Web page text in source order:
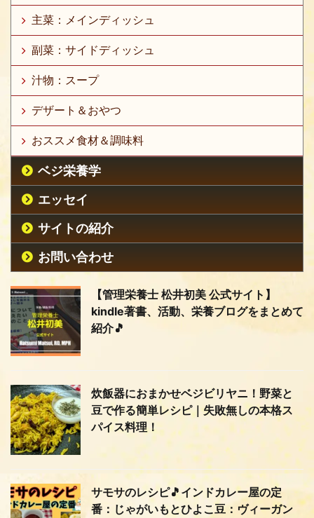
主菜：メインディッシュ
副菜：サイドディッシュ
汁物：スープ
デザート＆おやつ
おススメ食材＆調味料
ベジ栄養学
エッセイ
サイトの紹介
お問い合わせ
【管理栄養士 松井初美 公式サイト】
kindle著書、活動、栄養ブログをまとめて
紹介🎵
炊飯器におまかせベジビリヤニ！野菜と
豆で作る簡単レシピ｜失敗無しの本格ス
パイス料理！
サモサのレシピ🎵インドカレー屋の定
番：じゃがいもとひよこ豆：ヴィーガン